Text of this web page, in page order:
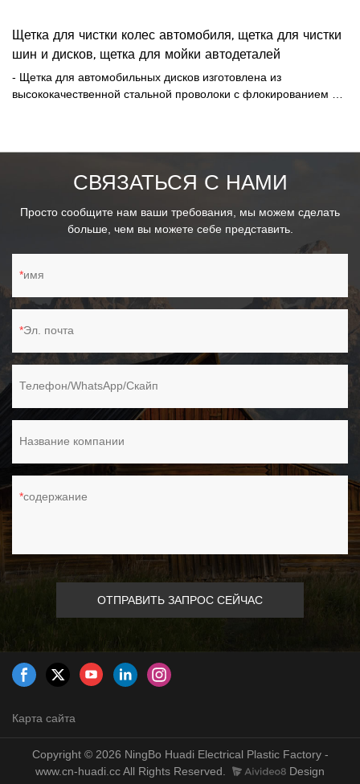
Щетка для чистки колес автомобиля, щетка для чистки
шин и дисков, щетка для мойки автодеталей
- Щетка для автомобильных дисков изготовлена ​​из
высококачественной стальной проволоки с флокированием и
транспортных средств, а также для очистки пола, пола
условиях и т. д.
СВЯЗАТЬСЯ С НАМИ
Просто сообщите нам ваши требования, мы можем сделать
больше, чем вы можете себе представить.
имя
Эл. почта
Телефон/WhatsApp/Скайп
Название компании
содержание
ОТПРАВИТЬ ЗАПРОС СЕЙЧАС
Карта сайта
Copyright © 2026 NingBo Huadi Electrical Plastic Factory -
www.cn-huadi.cc All Rights Reserved.
Design